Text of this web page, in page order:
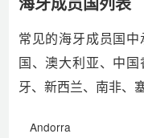
常见的海牙成员国
国、澳大利亚、中
牙、新西兰、南非、
Andorra